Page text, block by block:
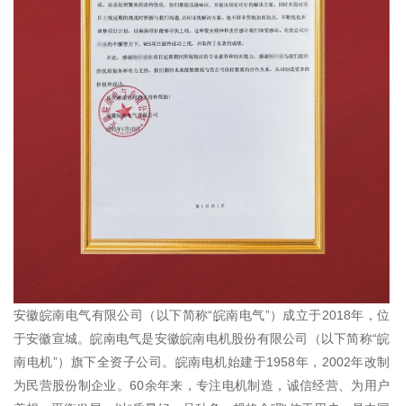
安徽皖南电气有限公司（以下简称“皖南电气”）成立于2018年，位
于安徽宣城。皖南电气是安徽皖南电机股份有限公司（以下简称“皖
南电机”）旗下全资子公司。皖南电机始建于1958年，2002年改制
为民营股份制企业。60余年来，专注电机制造，诚信经营、为用户